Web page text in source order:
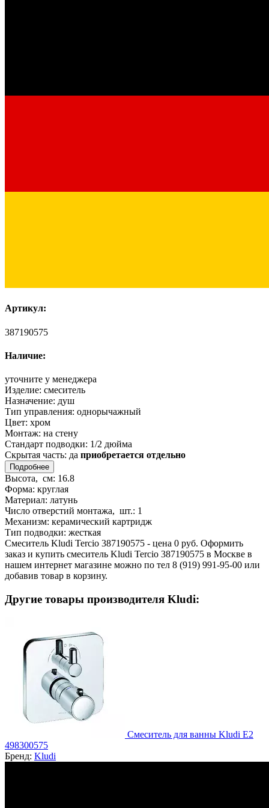
Артикул:
387190575
Наличие:
уточните у менеджера
Изделие: смеситель
Назначение: душ
Тип управления: однорычажный
Цвет: хром
Монтаж: на стену
Стандарт подводки: 1/2 дюйма
Скрытая часть: да приобретается отдельно
Подробнее
Высота, см: 16.8
Форма: круглая
Материал: латунь
Число отверстий монтажа, шт.: 1
Механизм: керамический картридж
Тип подводки: жесткая
Смеситель Kludi Tercio 387190575 - цена 0 руб. Оформить
заказ и купить смеситель Kludi Tercio 387190575 в Москве в
нашем интернет магазине можно по тел 8 (919) 991-95-00 или
добавив товар в корзину.
Другие товары производителя Kludi:
Смеситель для ванны Kludi E2
498300575
Бренд: Kludi